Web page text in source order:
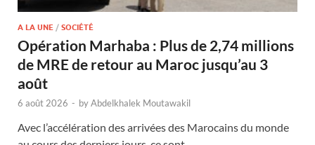
A LA UNE / SOCIÉTÉ
Opération Marhaba : Plus de 2,74 millions
de MRE de retour au Maroc jusqu’au 3
août
6 août 2026 - byAbdelkhalek Moutawakil
Avec l’accélération des arrivées des Marocains du monde